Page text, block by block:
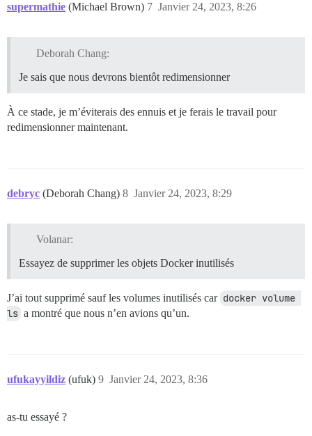
supermathie (Michael Brown) Janvier 24, 2023, 8:26
7
Deborah Chang:
Je sais que nous devrons bientôt redimensionner
À ce stade, je m’éviterais des ennuis et je ferais le travail pour
redimensionner maintenant.
debryc (Deborah Chang) Janvier 24, 2023, 8:29
8
Volanar:
Essayez de supprimer les objets Docker inutilisés
J’ai tout supprimé sauf les volumes inutilisés car docker volume
ls a montré que nous n’en avions qu’un.
ufukayyildiz (ufuk) Janvier 24, 2023, 8:36
9
as-tu essayé ?